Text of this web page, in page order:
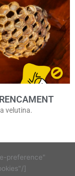
velutina.
preference"
]